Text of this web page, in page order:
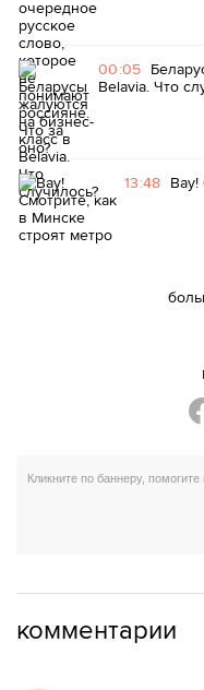
00:05
Belavia. Что
13:48
комментарии